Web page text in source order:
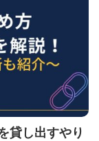
貸し出すやり